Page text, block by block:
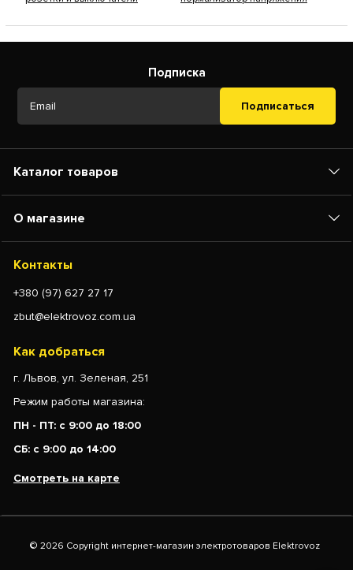
Подписка
Подписаться
Каталог товаров
О магазине
Контакты
+380 (97) 627 27 17
zbut@elektrovoz.com.ua
Как добраться
г. Львов, ул. Зеленая, 251
Режим работы магазина:
ПН - ПТ: с 9:00 до 18:00
СБ: с 9:00 до 14:00
Смотреть на карте
© 2026 Copyright интернет-магазин электротоваров Elektrovoz